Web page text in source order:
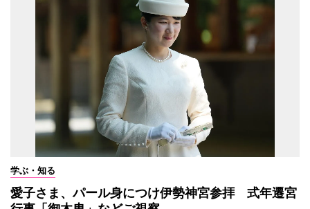
学ぶ・知る
愛子さま、パール身につけ伊勢神宮参拝 式年遷宮